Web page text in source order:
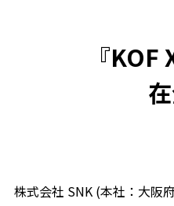
『
株式会社 SNK (本社：大阪